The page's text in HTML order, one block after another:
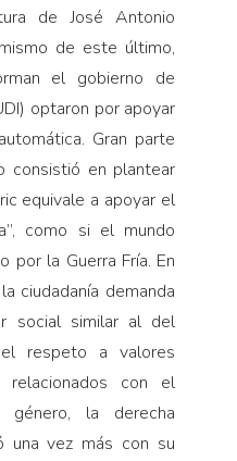
de José Antonio
de este último,
el gobierno de
optaron por apoyar
Gran parte
consistió en plantear
equivale a apoyar el
como si el mundo
por la Guerra Fría. En
ciudadanía demanda
social similar al del
respeto a valores
relacionados con el
la derecha
una vez más con su